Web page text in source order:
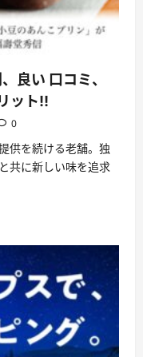
良い 口コミ、
ット!!
0
供を続ける老舗。独
共に新しい味を追求